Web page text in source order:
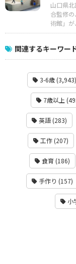
山口県
合監修
術館」
関連するキーワー
3-6歳 (3,943)
7歳以上
英語 (283)
工作 (207)
食育 (186)
手作り (157)
小